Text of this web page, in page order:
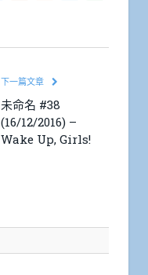
下一篇文章
未命名 #38
(16/12/2016) –
Wake Up, Girls!